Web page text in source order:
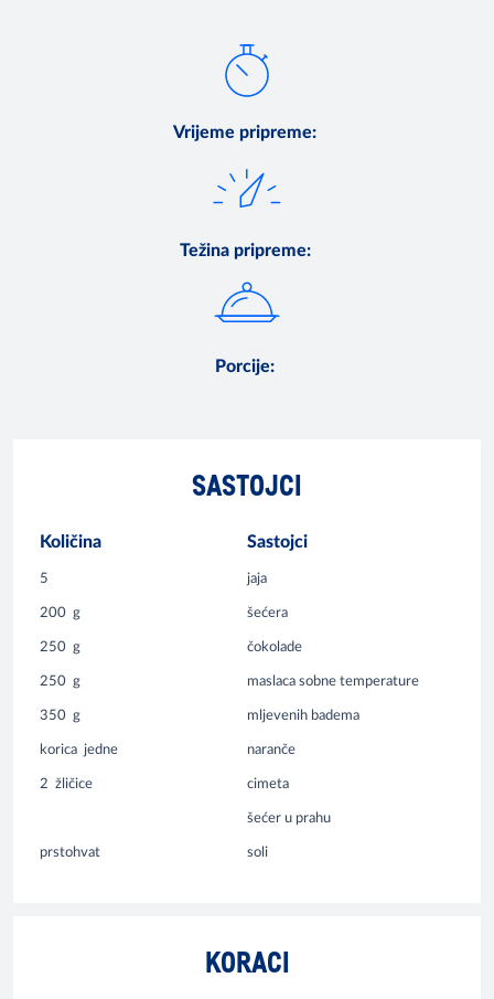
Vrijeme pripreme:
Težina pripreme:
Porcije:
SASTOJCI
Količina Sastojci
5 jaja
200 g šećera
250 g čokolade
250 g maslaca sobne temperature
350 g mljevenih badema
korica jedne naranče
2 žličice cimeta
šećer u prahu
prstohvat soli
KORACI